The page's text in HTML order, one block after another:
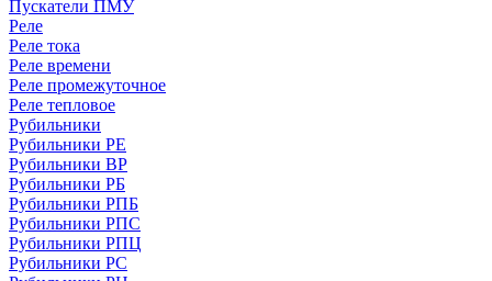
Пускатели ПМУ
Реле
Реле тока
Реле времени
Реле промежуточное
Реле тепловое
Рубильники
Рубильники РЕ
Рубильники ВР
Рубильники РБ
Рубильники РПБ
Рубильники РПС
Рубильники РПЦ
Рубильники РС